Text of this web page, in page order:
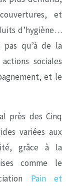
et
d’hygiène…
pas qu’à de la
sociales
et le
près des Cinq
variées aux
grâce à la
comme le
Pain et